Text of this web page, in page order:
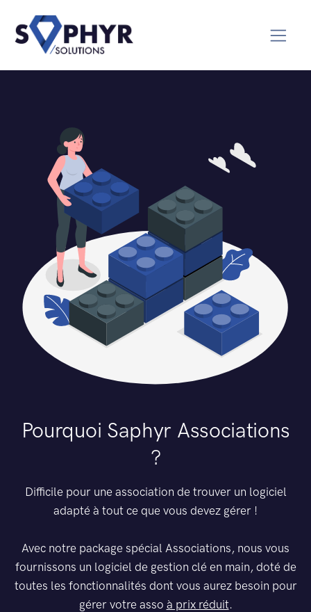
Pourquoi Saphyr Associations
?
Difficile pour une association de trouver un logiciel
adapté à tout ce que vous devez gérer !
Avec notre package spécial Associations, nous vous
fournissons un logiciel de gestion clé en main, doté de
toutes les fonctionnalités dont vous aurez besoin pour
gérer votre asso à prix réduit.